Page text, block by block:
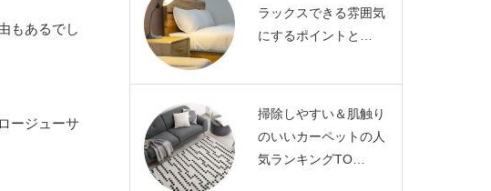
もあるでし
ージューサ
ラックスできる雰囲気
にするポイントと…
掃除しやすい＆肌触り
のいいカーペットの人
気ランキングTO…